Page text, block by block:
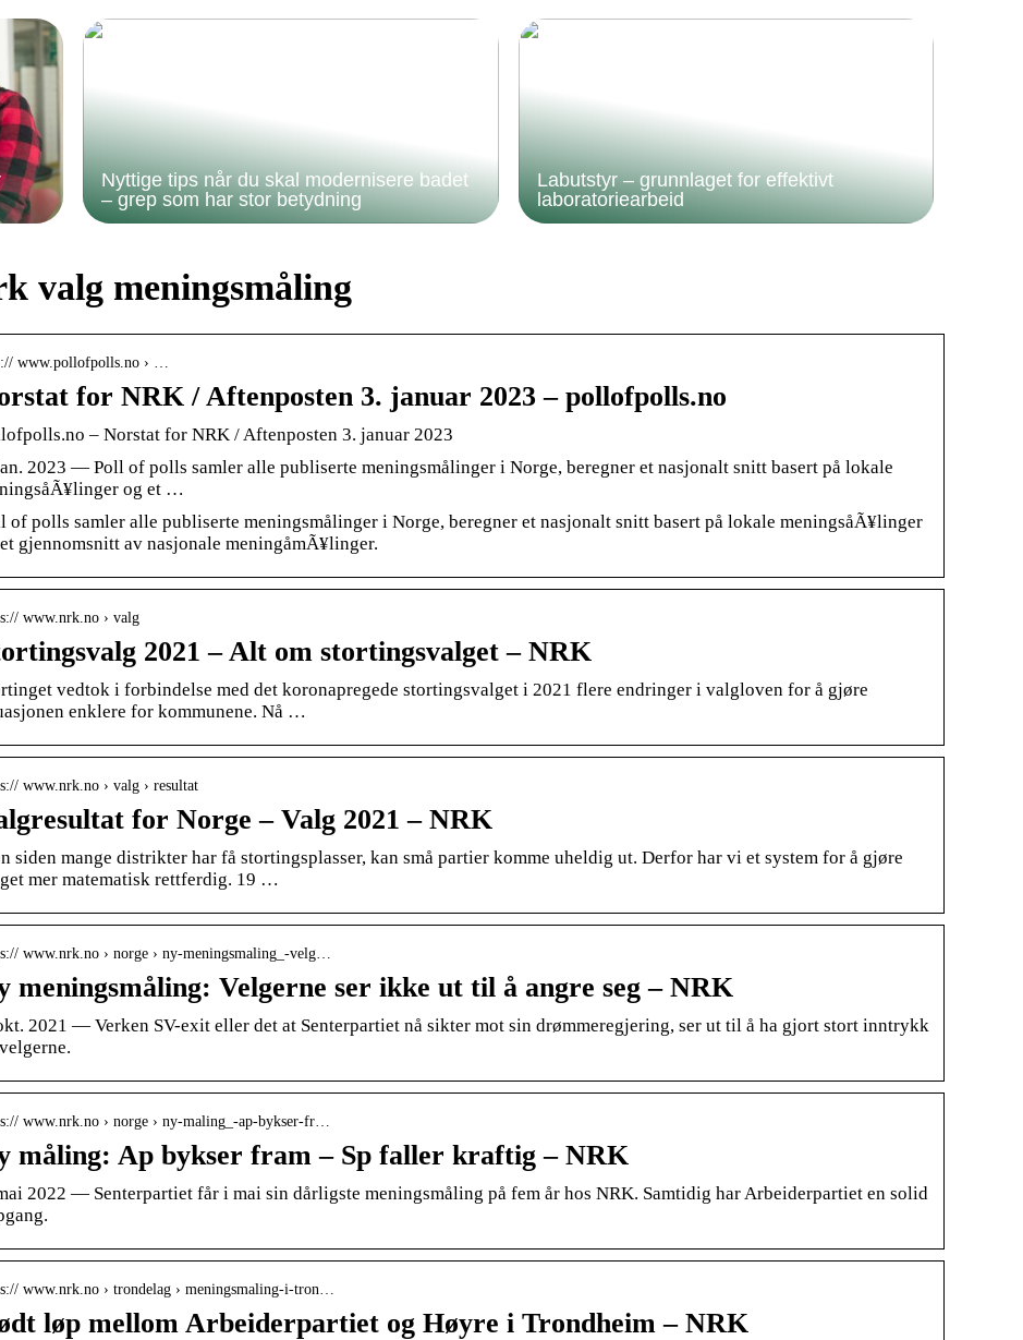
Nyttige tips når du skal modernisere badet
– grep som har stor betydning
Labutstyr – grunnlaget for effektivt
laboratoriearbeid
valg meningsmåling
www.pollofpolls.no › …
for NRK / Aftenposten 3. januar 2023 – pollofpolls.no
– Norstat for NRK / Aftenposten 3. januar 2023
2023 — Poll of polls samler alle publiserte meningsmålinger i Norge, beregner et nasjonalt snitt basert på lokale
og et …
of polls samler alle publiserte meningsmålinger i Norge, beregner et nasjonalt snitt basert på lokale meningsåÃ¥linger
gjennomsnitt av nasjonale meningåmÃ¥linger.
www.nrk.no › valg
2021 – Alt om stortingsvalget – NRK
vedtok i forbindelse med det koronapregede stortingsvalget i 2021 flere endringer i valgloven for å gjøre
enklere for kommunene. Nå …
www.nrk.no › valg › resultat
for Norge – Valg 2021 – NRK
siden mange distrikter har få stortingsplasser, kan små partier komme uheldig ut. Derfor har vi et system for å gjøre
mer matematisk rettferdig. 19 …
www.nrk.no › norge › ny-meningsmaling_-velg…
meningsmåling: Velgerne ser ikke ut til å angre seg – NRK
2021 — Verken SV-exit eller det at Senterpartiet nå sikter mot sin drømmeregjering, ser ut til å ha gjort stort inntrykk
www.nrk.no › norge › ny-maling_-ap-bykser-fr…
måling: Ap bykser fram – Sp faller kraftig – NRK
2022 — Senterpartiet får i mai sin dårligste meningsmåling på fem år hos NRK. Samtidig har Arbeiderpartiet en solid
www.nrk.no › trondelag › meningsmaling-i-tron…
løp mellom Arbeiderpartiet og Høyre i Trondheim – NRK